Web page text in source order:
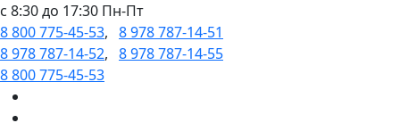
c 8:30 до 17:30 Пн-Пт
8 800 775-45-53, 8 978 787-14-51
8 978 787-14-52, 8 978 787-14-55
8 800 775-45-53